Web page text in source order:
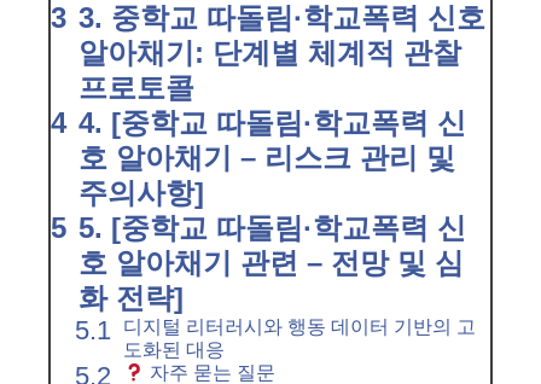
3. 중학교 따돌림·학교폭력 신호
알아채기: 단계별 체계적 관찰
프로토콜
4. [중학교 따돌림·학교폭력 신
호 알아채기 – 리스크 관리 및
주의사항]
5. [중학교 따돌림·학교폭력 신
호 알아채기 관련 – 전망 및 심
화 전략]
디지털 리터러시와 행동 데이터 기반의 고
도화된 대응
자주 묻는 질문